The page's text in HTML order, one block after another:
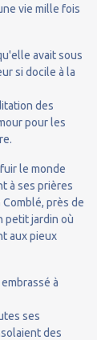
vie mille fois
avait sous
si docile à la
des
pour les
le monde
à ses prières
près de
petit jardin où
aux pieux
à
ses
des